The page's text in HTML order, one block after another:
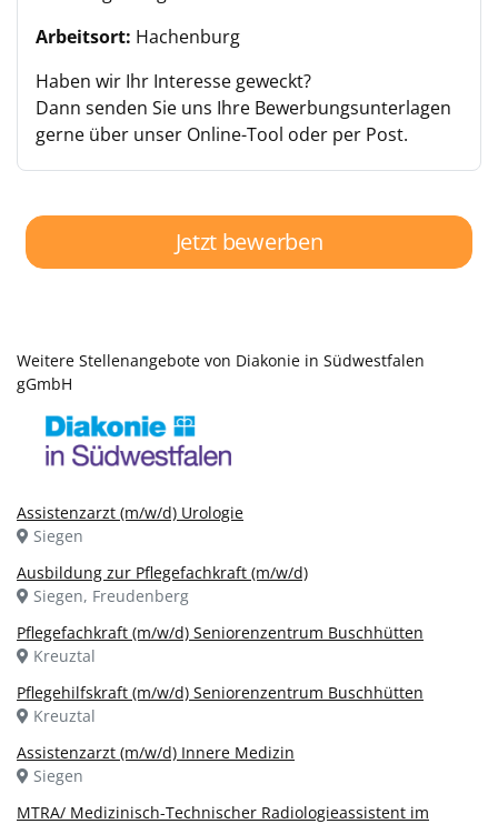
Arbeitsort: Hachenburg
Haben wir Ihr Interesse geweckt?
Dann senden Sie uns Ihre Bewerbungsunterlagen
gerne über unser Online-Tool oder per Post.
Jetzt bewerben
Weitere Stellenangebote von Diakonie in Südwestfalen
gGmbH
Assistenzarzt (m/w/d) Urologie
Siegen
Ausbildung zur Pflegefachkraft (m/w/d)
Siegen, Freudenberg
Pflegefachkraft (m/w/d) Seniorenzentrum Buschhütten
Kreuztal
Pflegehilfskraft (m/w/d) Seniorenzentrum Buschhütten
Kreuztal
Assistenzarzt (m/w/d) Innere Medizin
Siegen
MTRA/ Medizinisch-Technischer Radiologieassistent im